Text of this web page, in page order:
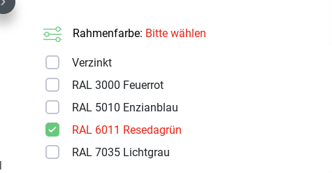
Next
Rahmenfarbe: Bitte wählen
Verzinkt
RAL 3000 Feuerrot
RAL 5010 Enzianblau
RAL 6011 Resedagrün
RAL 7035 Lichtgrau